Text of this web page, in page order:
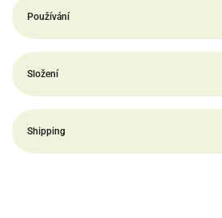
Používání
Složení
Shipping